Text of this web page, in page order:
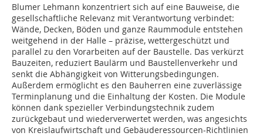
Blumer Lehmann konzentriert sich auf eine Bauweise, die
gesellschaftliche Relevanz mit Verantwortung verbindet:
Wände, Decken, Böden und ganze Raummodule entstehen
weitgehend in der Halle – präzise, wettergeschützt und
parallel zu den Vorarbeiten auf der Baustelle. Das verkürzt
Bauzeiten, reduziert Baulärm und Baustellenverkehr und
senkt die Abhängigkeit von Witterungsbedingungen.
Außerdem ermöglicht es den Bauherren eine zuverlässige
Terminplanung und die Einhaltung der Kosten. Die Module
können dank spezieller Verbindungstechnik zudem
zurückgebaut und wiederverwertet werden, was angesichts
von Kreislaufwirtschaft und Gebäuderessourcen-Richtlinien